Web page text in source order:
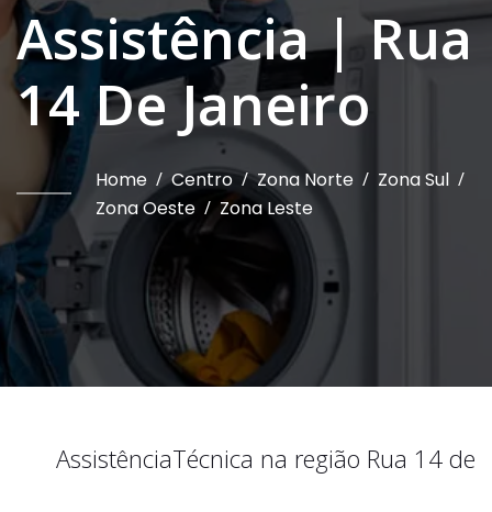
Assistência | Rua
14 De Janeiro
Home / Centro / Zona Norte / Zona Sul /
Zona Oeste / Zona Leste
AssistênciaTécnica na região Rua 14 de